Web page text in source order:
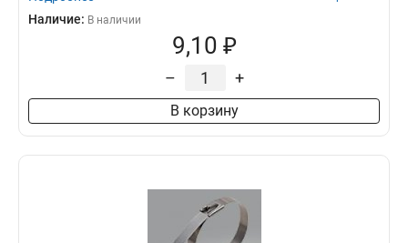
Наличие: В наличии
9,10 ₽
– +
В корзину